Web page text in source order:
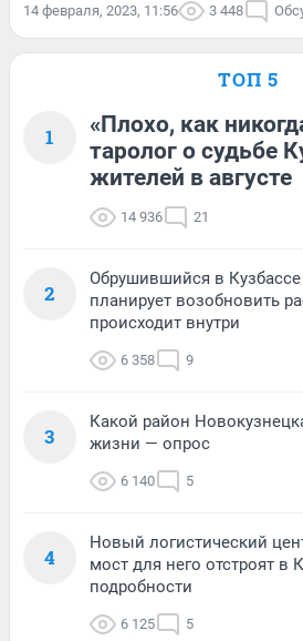
14 февраля, 2023, 11:56 3 448
ТОП 5
1
«Плохо, как
таролог о судьбе
жителей в августе
14 936 21
2
Обрушившийся в
планирует возобновить
происходит внутри
6 358 9
3
Какой район
жизни — опрос
6 140 5
4
Новый логистический
мост для него отстроят в
подробности
6 125 5